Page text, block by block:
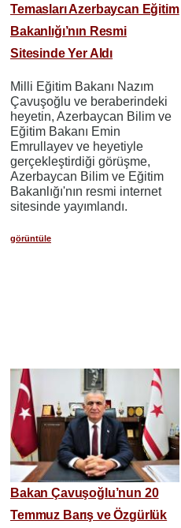
Temasları Azerbaycan Eğitim
Bakanlığı’nın Resmi
Sitesinde Yer Aldı
Milli Eğitim Bakanı Nazım
Çavuşoğlu ve beraberindeki
heyetin, Azerbaycan Bilim ve
Eğitim Bakanı Emin
Emrullayev ve heyetiyle
gerçekleştirdiği görüşme,
Azerbaycan Bilim ve Eğitim
Bakanlığı'nın resmi internet
sitesinde yayımlandı.
görüntüle
Bakan Çavuşoğlu’nun 20
Temmuz Barış ve Özgürlük